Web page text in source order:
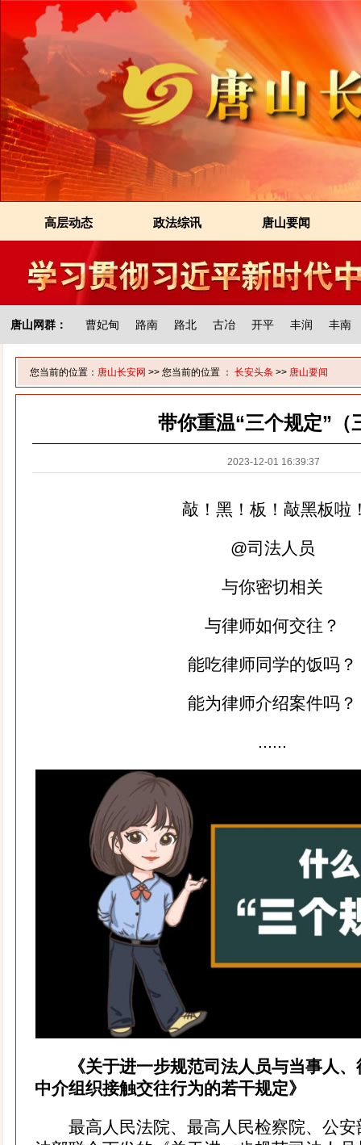
高层动态 政法综讯 唐山要闻
唐山网群： 曹妃甸 路南 路北 古冶 开平 丰润 丰南
您当前的位置： 唐山长安网 >> 您当前的位置 ： 长安头条 >> 唐山要闻
带你重温“三个规定”（
2023-12-01 16:39:37
敲！黑！板！敲黑板
@司法人员
与你密切相关
与律师如何交往？
能吃律师同学的饭吗？
能为律师介绍案件吗？
......
《关于进一步规范司法人员与当事人
中介组织接触交往行为的若干规定》
最高人民法院、最高人民检察院、公安